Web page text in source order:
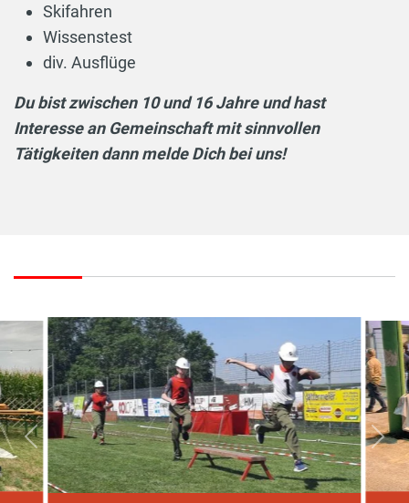
Skifahren
Wissenstest
div. Ausflüge
Du bist zwischen 10 und 16 Jahre und hast
Interesse an Gemeinschaft mit sinnvollen
Tätigkeiten dann melde Dich bei uns!
vorherige